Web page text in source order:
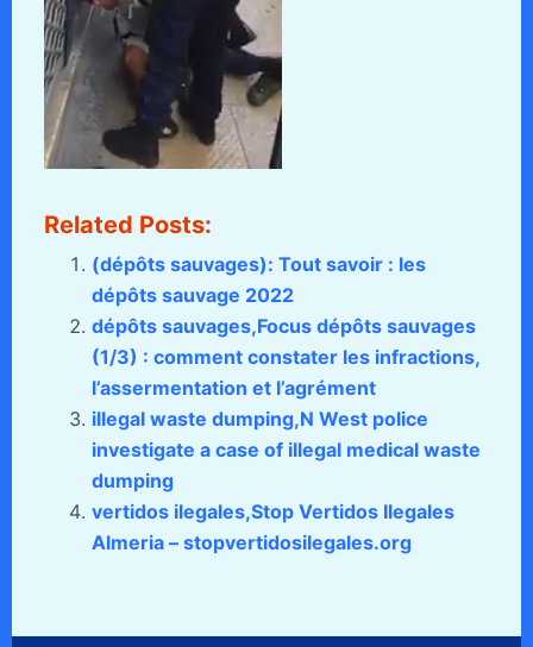
Related Posts:
(dépôts sauvages): Tout savoir : les
dépôts sauvage 2022
dépôts sauvages,Focus dépôts sauvages
(1/3) : comment constater les infractions,
l’assermentation et l’agrément
illegal waste dumping,N West police
investigate a case of illegal medical waste
dumping
vertidos ilegales,Stop Vertidos Ilegales
Almeria – stopvertidosilegales.org